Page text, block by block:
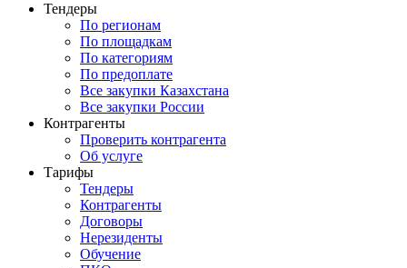
Тендеры
По регионам
По площадкам
По категориям
По предоплате
Все закупки Казахстана
Все закупки России
Контрагенты
Проверить контрагента
Об услуге
Тарифы
Тендеры
Контрагенты
Договоры
Нерезиденты
Обучение